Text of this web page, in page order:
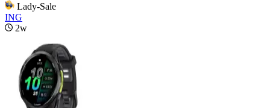
Lady-Sale
ING
2w